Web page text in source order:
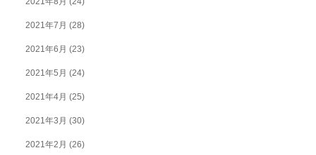
2021年7月 (28)
2021年6月 (23)
2021年5月 (24)
2021年4月 (25)
2021年3月 (30)
2021年2月 (26)